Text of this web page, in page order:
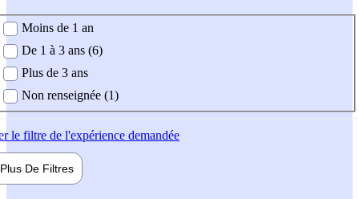
demandée
Moins de 1 an
De 1 à 3 ans (6)
Plus de 3 ans
Non renseignée (1)
le filtre de l'expérience demandée
Plus De Filtres